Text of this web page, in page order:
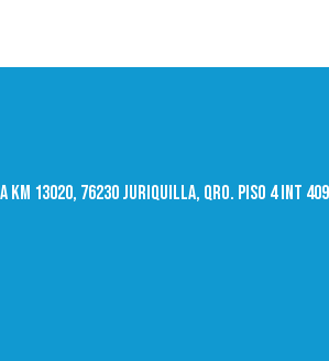
Km 13020, 76230 Juriquilla, Qro. Piso 4 int